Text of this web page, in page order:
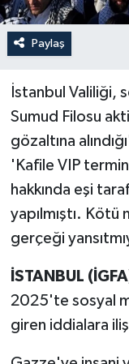
Paylaş
İstanbul Valiliği,
Sumud Filosu
gözaltına
'Kafile VIP
hakkında eşi
yapılmıştı. Kötü
gerçeği
İSTANBUL
2025'te sosyal
giren iddialara